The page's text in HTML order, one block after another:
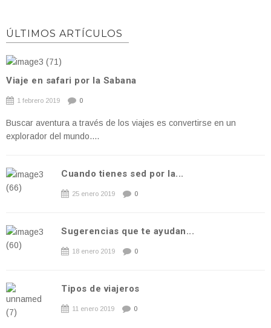
ÚLTIMOS ARTÍCULOS
Viaje en safari por la Sabana
1 febrero 2019 0
Buscar aventura a través de los viajes es convertirse en un
explorador del mundo....
Cuando tienes sed por la...
25 enero 2019 0
Sugerencias que te ayudan...
18 enero 2019 0
Tipos de viajeros
11 enero 2019 0